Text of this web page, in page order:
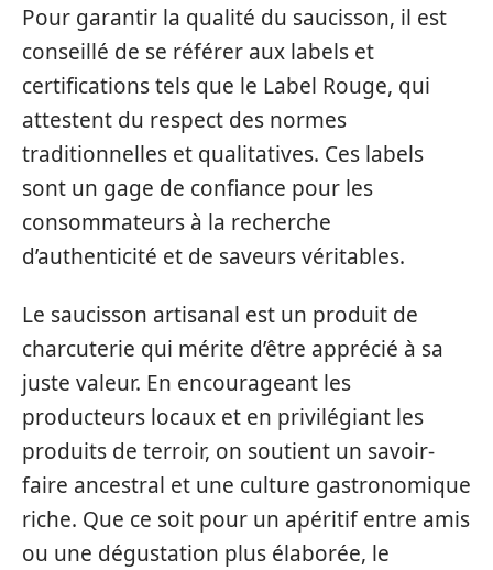
Pour garantir la qualité du saucisson, il est
conseillé de se référer aux labels et
certifications tels que le Label Rouge, qui
attestent du respect des normes
traditionnelles et qualitatives. Ces labels
sont un gage de confiance pour les
consommateurs à la recherche
d’authenticité et de saveurs véritables.
Le saucisson artisanal est un produit de
charcuterie qui mérite d’être apprécié à sa
juste valeur. En encourageant les
producteurs locaux et en privilégiant les
produits de terroir, on soutient un savoir-
faire ancestral et une culture gastronomique
riche. Que ce soit pour un apéritif entre amis
ou une dégustation plus élaborée, le